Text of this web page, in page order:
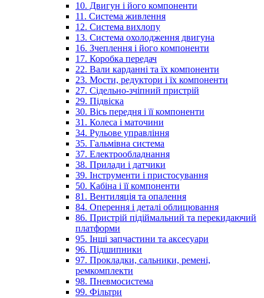
10. Двигун і його компоненти
11. Система живлення
12. Система вихлопу
13. Система охолодження двигуна
16. Зчеплення і його компоненти
17. Коробка передач
22. Вали карданні та їх компоненти
23. Мости, редуктори і їх компоненти
27. Сідельно-зчіпний пристрій
29. Підвіска
30. Вісь передня і її компоненти
31. Колеса і маточини
34. Рульове управління
35. Гальмівна система
37. Електрообладнання
38. Прилади і датчики
39. Інструменти і пристосування
50. Кабіна і її компоненти
81. Вентиляція та опалення
84. Оперення і деталі облицювання
86. Пристрій підіймальний та перекидаючий
платформи
95. Інші запчастини та аксесуари
96. Підшипники
97. Прокладки, сальники, ремені,
ремкомплекти
98. Пневмосистема
99. Фільтри